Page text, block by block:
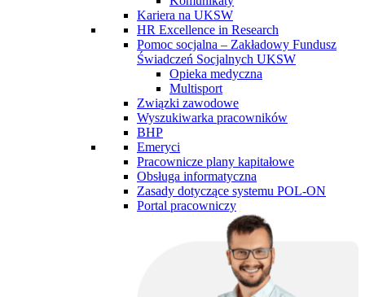
Kariera na UKSW
HR Excellence in Research
Pomoc socjalna – Zakładowy Fundusz
Świadczeń Socjalnych UKSW
Opieka medyczna
Multisport
Związki zawodowe
Wyszukiwarka pracowników
BHP
Emeryci
Pracownicze plany kapitałowe
Obsługa informatyczna
Zasady dotyczące systemu POL-ON
Portal pracowniczy